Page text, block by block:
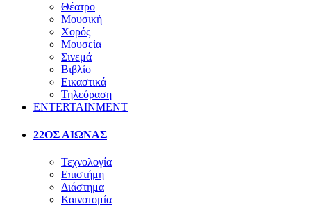
Θέατρο
Μουσική
Χορός
Μουσεία
Σινεμά
Βιβλίο
Εικαστικά
Τηλεόραση
ENTERTAINMENT
22ΟΣ ΑΙΩΝΑΣ
Τεχνολογία
Επιστήμη
Διάστημα
Καινοτομία